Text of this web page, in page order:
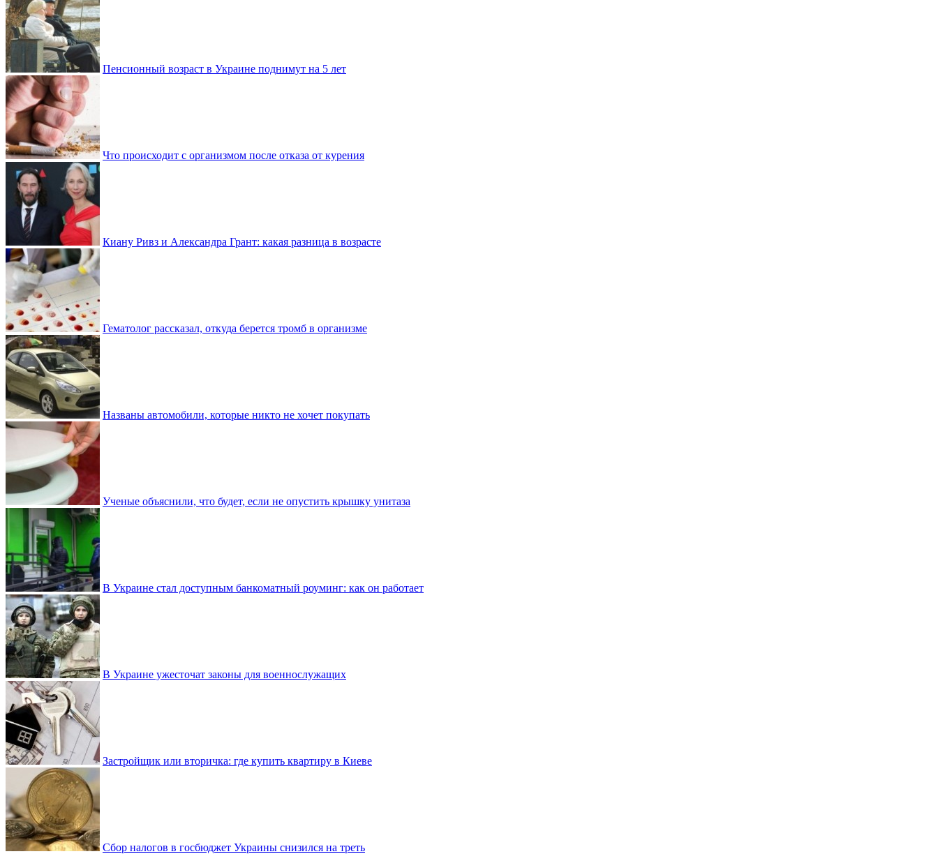
Пенсионный возраст в Украине поднимут на 5 лет
Что происходит с организмом после отказа от курения
Киану Ривз и Александра Грант: какая разница в возрасте
Гематолог рассказал, откуда берется тромб в организме
Названы автомобили, которые никто не хочет покупать
Ученые объяснили, что будет, если не опустить крышку унитаза
В Украине стал доступным банкоматный роуминг: как он работает
В Украине ужесточат законы для военнослужащих
Застройщик или вторичка: где купить квартиру в Киеве
Сбор налогов в госбюджет Украины снизился на треть